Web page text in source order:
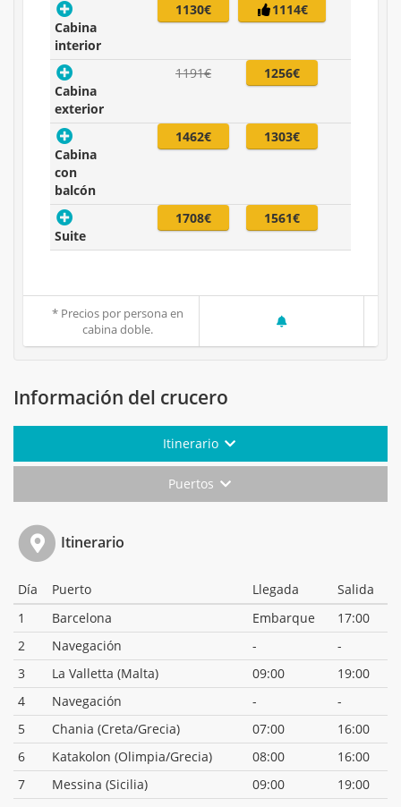
Cabina
interior
1130€ 1114€
Cabina
exterior
1191€ 1256€
Cabina
con
balcón
1462€ 1303€
Suite
1708€ 1561€
* Precios por persona en
cabina doble.
Información del crucero
Itinerario
Puertos
Itinerario
Día Puerto Llegada
Salida
1
Barcelona Embarque
17:00
2
Navegación -
-
3
La Valletta (Malta) 09:00
19:00
4
Navegación -
-
5
Chania (Creta/Grecia) 07:00
16:00
6
Katakolon (Olimpia/Grecia) 08:00
16:00
7
Messina (Sicilia) 09:00
19:00